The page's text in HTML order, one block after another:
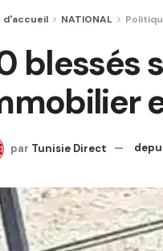
d'accueil NATIONAL
blessés
par Tunisie Direct